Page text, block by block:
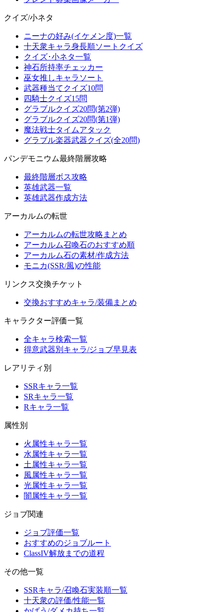
クイズ/小ネタ
ニーナの好み(イケメン度)一覧
十天衆キャラ身長順ソートクイズ
クイズ･小ネタ一覧
神石所持率チェッカー
巫女推しキャラソート
武器種当てクイズ10問
四騎士クイズ15問
グラブルクイズ20問(第2弾)
グラブルクイズ20問(第1弾)
魔法戦士タイムアタック
グラブル楽器武器クイズ(全20問)
パンデモニウム最終階層攻略
最終階層ボス攻略
英雄武器一覧
英雄武器作成方法
アーカルムの転世
アーカルムの転世攻略まとめ
アーカルム召喚石のおすすめ順
アーカルム石の素材/作成方法
モニカ(SSR/風)の性能
リンクス交換チケット
交換おすすめキャラ/装備まとめ
キャラクター評価一覧
全キャラ検索一覧
得意武器別キャラ/ジョブ早見表
レアリティ別
SSRキャラ一覧
SRキャラ一覧
Rキャラ一覧
属性別
火属性キャラ一覧
水属性キャラ一覧
土属性キャラ一覧
風属性キャラ一覧
光属性キャラ一覧
闇属性キャラ一覧
ジョブ関連
ジョブ評価一覧
おすすめのジョブルート
ClassIV解放までの道程
その他一覧
SSRキャラ/召喚石実装順一覧
十天衆の評価/性能一覧